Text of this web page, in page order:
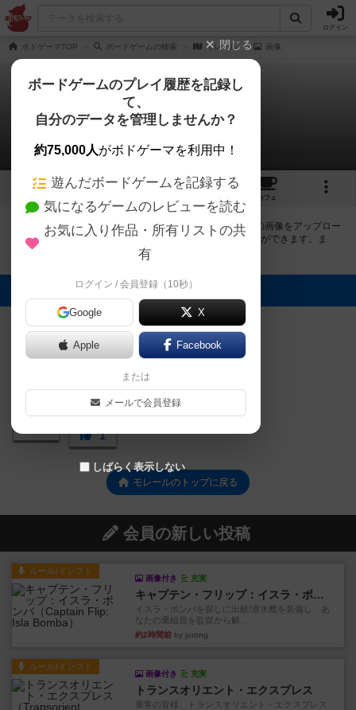
ログイン
ボドゲーマTOP ボードゲームの検索 モレール 画像
モレール
2件の画像
2 7
カフェ
ボドゲーマにログインすると、 「モレール（Moreru）」
の画像をアップロー
ド出来たり、他のユーザーの投稿画像に評価を付けることができます。ま
た、トップ6の画像は様々なページで表示されます。
トップに表示される画像
ちゃんこ
GUDAGUDASA
MA
1
モレールのトップに戻る
会員の新しい投稿
ルール/インスト
画像付き 充実
キャプテン・フリップ：イスラ・ボンバ
イスラ・ボンバを探しに出航!潜水艦を装備し、あ
なたの乗組員を監獄から解...
約2時間前 by jurong
ルール/インスト
画像付き 充実
トランスオリエント・エクスプレス
乗客の皆様、トランスオリエント・エクスプレス
閉じる
ボードゲームのプレイ履歴を記録し
て、
自分のデータを管理しませんか？
約75,000人がボドゲーマを利用中！
遊んだボードゲームを記録する
気になるゲームのレビューを読む
お気に入り作品・所有リストの共
有
ログイン / 会員登録（10秒）
Google X
Apple Facebook
または
メールで会員登録
しばらく表示しない